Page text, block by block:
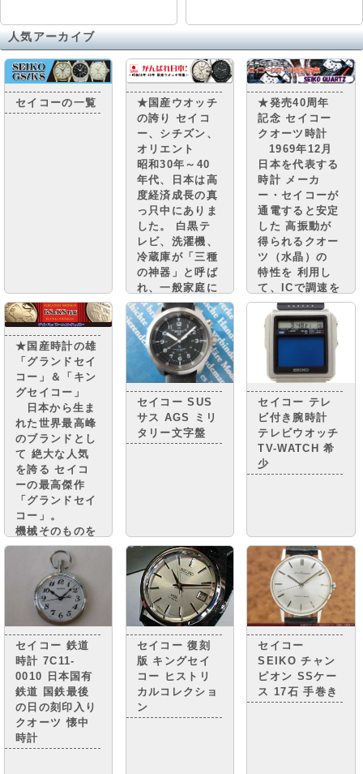
人気アーカイブ
セイコーの一覧
★国産ウオッチ
の誇り セイコ
ー、シチズン、
オリエント
昭和30年～40
年代、日本は高
度経済成長の真
っ只中にありま
した。 白黒テ
レビ、洗濯機、
冷蔵庫が「三種
の神器」と呼ば
れ、一般家庭に
普及。 街には
小さな憧れのマ
イカーが走り、
国民は豊かさの
実感と 自信を
取り戻しつつあ
りまし
た。・・・・
★発売40周年
記念 セイコー
クオーツ時計
1969年12月
日本を代表する
時計 メーカ
ー・セイコーが
通電すると安定
した 高振動が
得られるクオー
ツ（水晶）の
特性を 利用し
て、ICで調速を
行い、モーター
で針を動かす
機構を搭載した
クオーツ時計
“セイコークオ
ーツアストロ
ン”を 世界に先
駆けて発売しま
した。
★国産時計の雄
「グランドセイ
コー」＆「キン
グセイコー」
日本から生ま
れた世界最高峰
のブランドとし
て 絶大な人気
を誇る セイコ
ーの最高傑作
「グランドセイ
コー」。
機械そのものを
グランドセイコ
ーに準じながら
精度調整を簡略
化し グランド
セイコーに次ぐ
高級腕時計とさ
れる 「キング
セイコー」。
セイコー SUS
サス AGS ミリ
タリー文字盤
セイコー テレ
ビ付き腕時計
テレビウオッチ
TV-WATCH 希
少
セイコー 鉄道
時計 7C11-
0010 日本国有
鉄道 国鉄最後
の日の刻印入り
クオーツ 懐中
時計
セイコー 復刻
版 キングセイ
コー ヒストリ
カルコレクショ
ン
セイコー
SEIKO チャン
ピオン SSケー
ス 17石 手巻き